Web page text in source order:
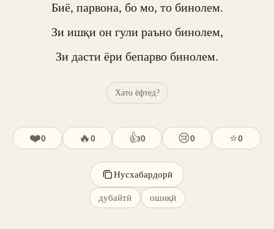
Биё, парвона, бо мо, то бинолем.
Зи ишқи он гули раъно бинолем,
Зи дасти ёри бепарво бинолем.
Хато ёфтед?
❤️0 🔥0 👍0 😢0 ⭐0
Нусхабардорӣ
дубайтӣ ошиқӣ